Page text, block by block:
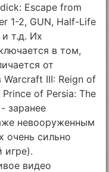
Escape from
1-2, GUN, Half-Life
т.д. Их
в том,
от
III: Reign of
of Persia: The
заранее
невооруженным
очень сильно
игре).
видео